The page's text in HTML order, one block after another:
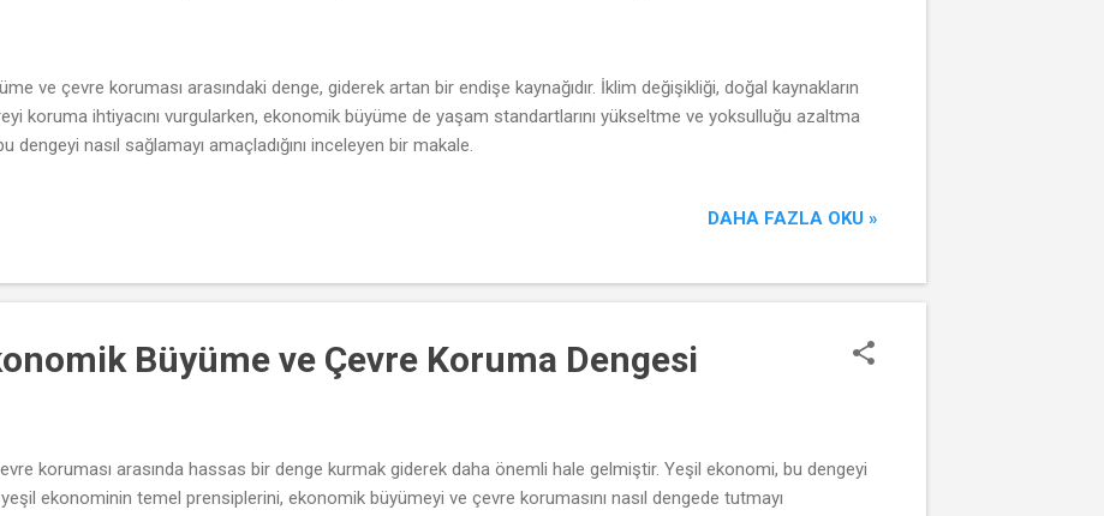
ve çevre koruması arasındaki denge, giderek artan bir endişe kaynağıdır. İklim değişikliği, doğal kaynakların
koruma ihtiyacını vurgularken, ekonomik büyüme de yaşam standartlarını yükseltme ve yoksulluğu azaltma
nasıl sağlamayı amaçladığını inceleyen bir makale.
DAHA FAZLA OKU »
Büyüme ve Çevre Koruma Dengesi
koruması arasında hassas bir denge kurmak giderek daha önemli hale gelmiştir. Yeşil ekonomi, bu dengeyi
ekonominin temel prensiplerini, ekonomik büyümeyi ve çevre korumasını nasıl dengede tutmayı